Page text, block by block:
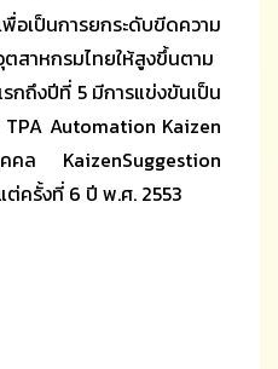
ป็นการยกระดับขีดความ
สาหกรมไทยให้สูงขึ้นตาม
กถึงปีที่ 5 มีการแข่งขันเป็น
TPA Automation Kaizen
ล KaizenSuggestion
ต่ครั้งที่ 6 ปี พ.ศ. 2553